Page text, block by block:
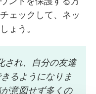
ェックして、ネッ
ょう。
され、自分の友達
るようになりま
意図せず多くの